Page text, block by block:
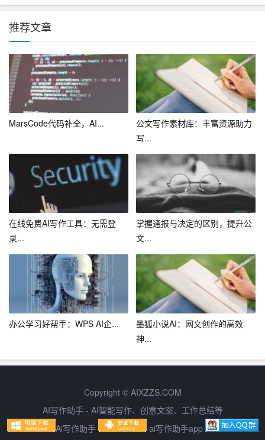
者模仿某些作品的内容，这可能会引发版权争议。同时，A
I生成的文字内容也可能会涉及到一些道德和伦理问题，比
如生成一些暴力或者色情的内容，这需要我们谨慎对待。
总的来说，AI文字创作是一项充满潜力和前景的技术。它
可以提高我们的创作效率，突破我们的想象力边界，帮助
我们更好地理解和运用语言。然而，它也存在一些问题和
挑战，需要我们谨慎对待和解决。在未来的发展中，我们
需要不断地探索和实践，让AI文字创作技术更好地为我们
服务，让我们的想象力无限延展。
推荐文章
MarsCode代码补全，AI...
公文写作素材库：丰富资源助力
写...
在线免费AI写作工具：无需登
录...
掌握通报与决定的区别，提升公
文...
办公学习好帮手：WPS AI企...
墨狐小说AI：网文创作的高效
神...
Copyright © AIXZZS.COM
AI写作助手 - AI智能写作、创意文案、工作总结等
Ai写作助手
ai写作助手app